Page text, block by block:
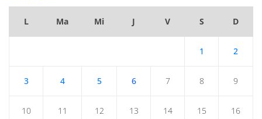
L Ma Mi J V S D
1 2
3 4 5 6 7 8 9
10 11 12 13 14 15 16